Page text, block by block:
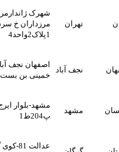
شهرک ژاندارمری بلوار
مرزداران خ سرسبز کوچه
اصفهان نجف آباد خیابان امام
خمینی بن بست ترنم
مشهد-بلوار ایرج میرزا52-
عدالت 81-کوی گرگان-مهرگان-